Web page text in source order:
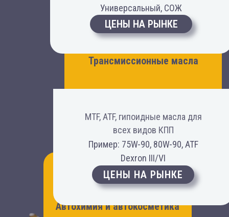
Для ухода за салоном
и кузовом
Автохимия и автокосметика
Для механических
Трансмиссионные масла
MTF, ATF, гипоидные масла для
всех видов КПП
Пример: 75W-90, 80W-90, ATF
Dexron III/VI
ЦЕНЫ НА РЫНКЕ
Универсальный, СОЖ
ЦЕНЫ НА РЫНКЕ